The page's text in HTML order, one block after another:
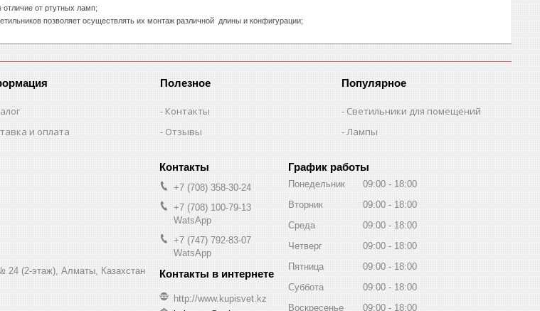
отличие от ртутных ламп;
позволяет осуществлять их монтаж различной длины и конфигурации;
и оплата
Полезное
Контакты
Отзывы
Популярное
Светильники для помещений
Лампы
24 (2-этаж), Алматы, Казахстан
+7 (708) 358-30-24
+7 (708) 100-79-13
WatsApp
+7 (747) 792-83-07
WatsApp
http://www.kupisvet.kz
График работы
Понедельник 09:00
18:00
Вторник
09:00
18:00
Среда
09:00
18:00
Четверг
09:00
18:00
Пятница
09:00
18:00
Суббота
09:00
18:00
Воскресенье
09:00 18:00